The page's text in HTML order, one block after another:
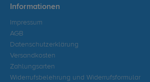
Informationen
Impressum
AGB
Datenschutzerklärung
Versandkosten
Zahlungsarten
Widerrufsbelehrung und Widerrufsformular